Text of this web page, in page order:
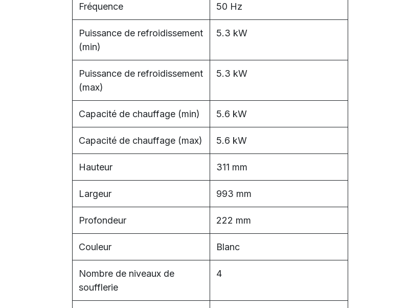
Fréquence 50 Hz
Puissance de refroidissement
(min)
5.3 kW
Puissance de refroidissement
(max)
5.3 kW
Capacité de chauffage (min) 5.6 kW
Capacité de chauffage (max) 5.6 kW
Hauteur 311 mm
Largeur 993 mm
Profondeur 222 mm
Couleur Blanc
Nombre de niveaux de
soufflerie
4